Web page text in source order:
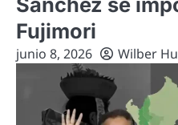
Fujimori
junio 8, 2026 Wilber